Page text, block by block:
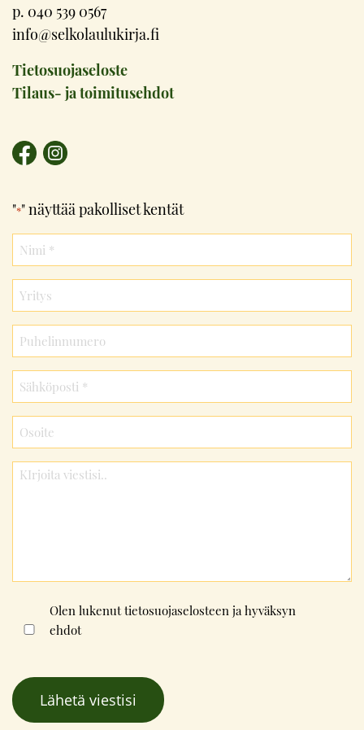
p. 040 539 0567
info@selkolaulukirja.fi
Tietosuojaseloste
Tilaus- ja toimitusehdot
"*" näyttää pakolliset kentät
ConsentOlen lukenuttietosuojaselosteen ja hyväksyn
ehdot